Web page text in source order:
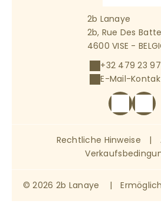
2b Lanaye
2b, Rue Des
4600 VISE -
+32 479 23
E-Mail-
Rechtliche Hinweise |
© 2026 2b Lanaye |